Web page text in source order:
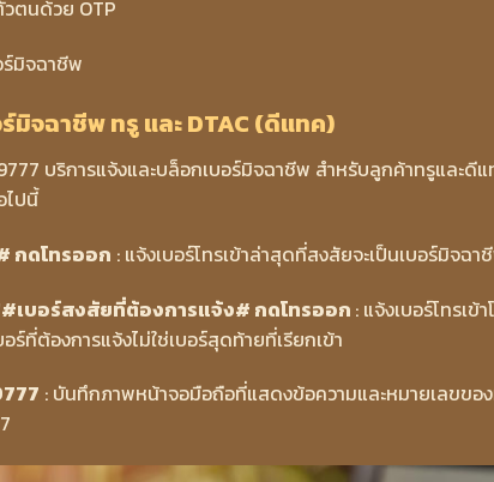
ตนด้วย OTP
ร์มิจฉาชีพ
มิจฉาชีพ ทรู และ DTAC (ดีแทค)
บริการแจ้งและบล็อกเบอร์มิจฉาชีพ สำหรับลูกค้าทรูและดี
ไปนี้
กดโทรออก : แจ้งเบอร์โทรเข้าล่าสุดที่สงสัยจะเป็นเบอร์มิจฉ
เบอร์สงสัยที่ต้องการแจ้ง# กดโทรออก : แจ้งเบอร์โทรเข้
อร์ที่ต้องการแจ้งไม่ใช่เบอร์สุดท้ายที่เรียกเข้า
: บันทึกภาพหน้าจอมือถือที่แสดงข้อความและหมายเลขขอ